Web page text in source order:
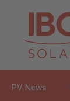
springen
PV News